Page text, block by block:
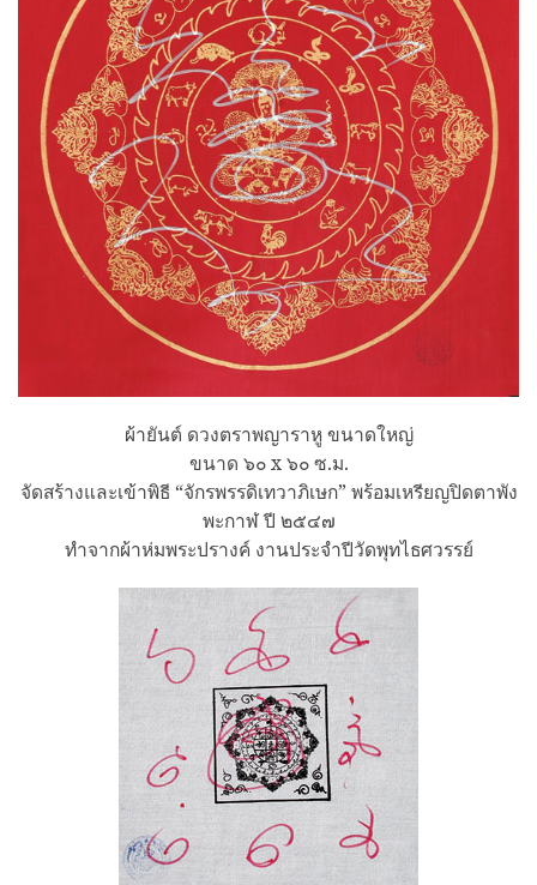
ผ้ายันต์ ดวงตราพญาราหู ขนาดใหญ่
ขนาด ๖๐ x ๖๐ ซ.ม.
จัดสร้างและเข้าพิธี “จักรพรรดิเทวาภิเษก” พร้อมเหรียญปิดตาพัง
พะกาฬ ปี ๒๕๔๗
ทำจากผ้าห่มพระปรางค์ งานประจำปีวัดพุทไธศวรรย์